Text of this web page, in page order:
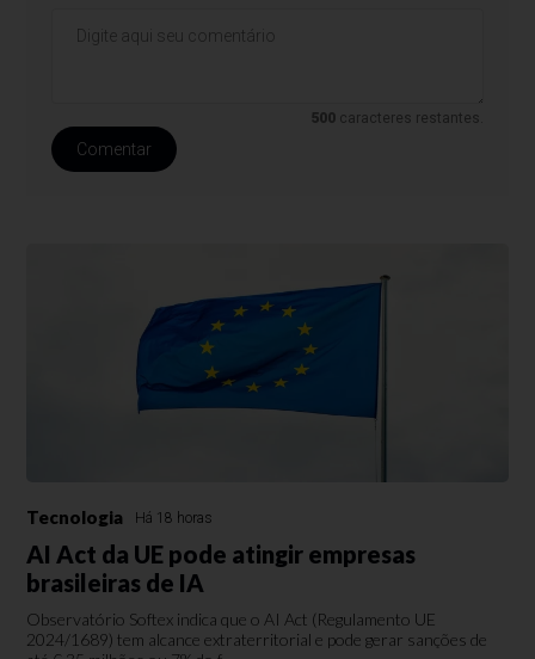
500 caracteres restantes.
Comentar
Tecnologia Há 18 horas
AI Act da UE pode atingir empresas
brasileiras de IA
Observatório Softex indica que o AI Act (Regulamento UE
2024/1689) tem alcance extraterritorial e pode gerar sanções de